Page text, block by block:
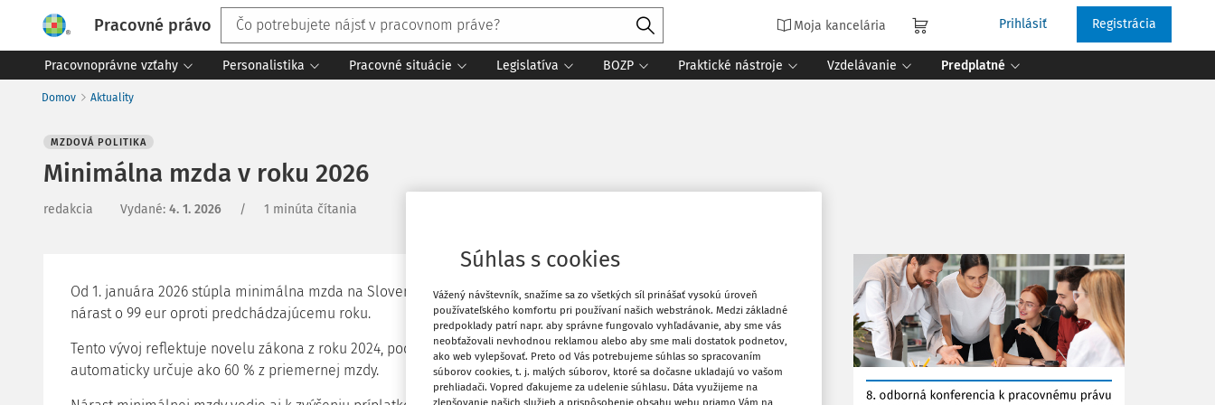
Pracovné právo Moja kancelária Prihlásiť Registrácia
Pracovnoprávne vzťahy Personalistika Pracovné situácie Legislatíva BOZP Praktické nástroje Vzdelávanie Predplatné
Domov Aktuality
MZDOVÁ POLITIKA
Minimálna mzda v roku 2026
redakcia Vydané: 4. 1. 2026 / 1 minúta čítania
Od 1. januára 2026 stúpla minimálna mzda na Slovensku na 915 eur, čo predstavuje historický
nárast o 99 eur oproti predchádzajúcemu roku.
Tento vývoj reflektuje novelu zákona z roku 2024, podľa ktorej sa minimálna mzda
automaticky určuje ako 60 % z priemernej mzdy.
Vytlačiť
Obľúbené
Zdieľať
Súhlas s cookies
Vážený návštevník, snažíme sa zo všetkých síl prinášať vysokú úroveň
používateľského komfortu pri používaní našich webstránok. Medzi základné
predpoklady patrí napr. aby správne fungovalo vyhľadávanie, aby sme vás
neobťažovali nevhodnou reklamou alebo aby sme mali dostatok podnetov,
ako web vylepšovať. Preto od Vás potrebujeme súhlas so spracovaním
súborov cookies, t. j. malých súborov, ktoré sa dočasne ukladajú vo vašom
prehliadači. Vopred ďakujeme za udelenie súhlasu. Dáta využijeme na
zlepšovanie našich služieb a prispôsobenie obsahu webu priamo Vám na